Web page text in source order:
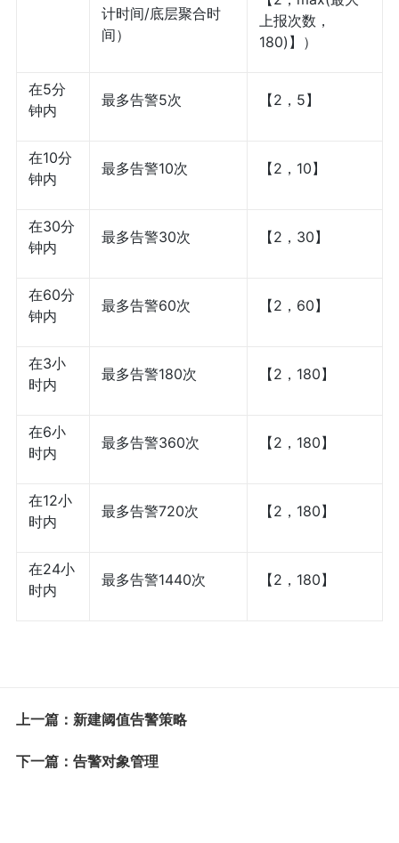
计时间/底层聚合时
间）
上报次数，
180)】）
在5分
钟内
最多告警5次 【2，5】
在10分
钟内
最多告警10次 【2，10】
在30分
钟内
最多告警30次 【2，30】
在60分
钟内
最多告警60次 【2，60】
在3小
时内
最多告警180次 【2，180】
在6小
时内
最多告警360次 【2，180】
在12小
时内
最多告警720次 【2，180】
在24小
时内
最多告警1440次 【2，180】
上一篇：新建阈值告警策略
下一篇：告警对象管理